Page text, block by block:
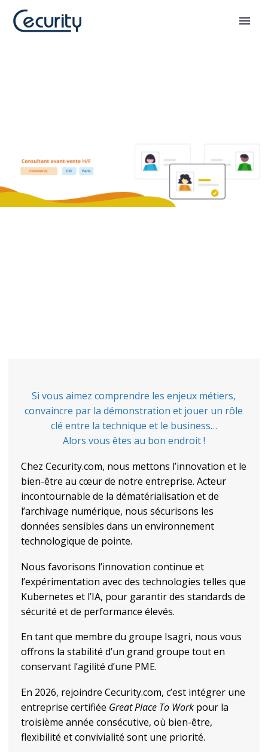
Si vous aimez comprendre les enjeux métiers,
convaincre par la démonstration et jouer un rôle
clé entre la technique et le business…
Alors vous êtes au bon endroit !
Chez Cecurity.com, nous mettons l’innovation et le
bien-être au cœur de notre entreprise. Acteur
incontournable de la dématérialisation et de
l’archivage numérique, nous sécurisons les
données sensibles dans un environnement
technologique de pointe.
Nous favorisons l’innovation continue et
l’expérimentation avec des technologies telles que
Kubernetes et l’IA, pour garantir des standards de
sécurité et de performance élevés.
En tant que membre du groupe Isagri, nous vous
offrons la stabilité d’un grand groupe tout en
conservant l’agilité d’une PME.
En 2026, rejoindre Cecurity.com, c’est intégrer une
entreprise certifiée Great Place To Workpour la
troisième année consécutive, où bien-être,
flexibilité et convivialité sont une priorité.